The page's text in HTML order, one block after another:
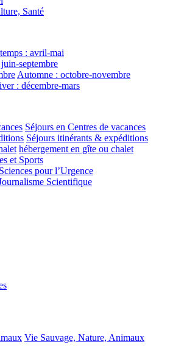
Santé
: avril-mai
septembre
Automne : octobre-novembre
: décembre-mars
Séjours en Centres de vacances
Séjours itinérants & expéditions
hébergement en gîte ou chalet
et Sports
Sciences pour l’Urgence
Scientifique
Vie Sauvage, Nature, Animaux